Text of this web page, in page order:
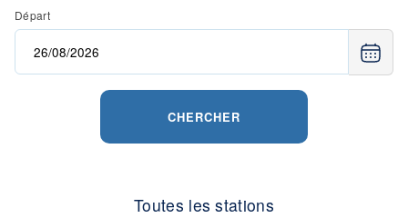
Départ
CHERCHER
Toutes les stations